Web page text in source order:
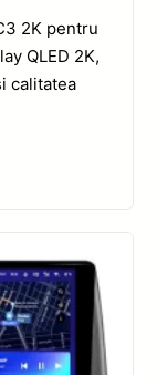
2K pentru
QLED 2K,
calitatea